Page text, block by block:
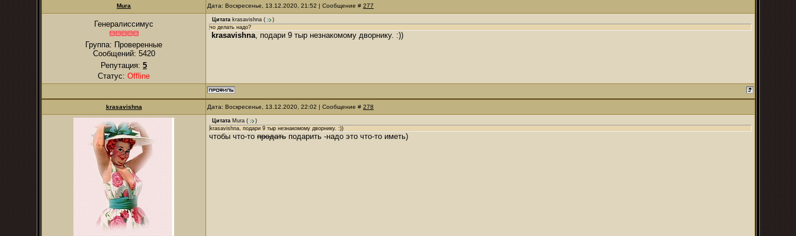
Mura Дата: Воскресенье, 13.12.2020, 21:52 | Сообщение # 277
Генералиссимус
Группа: Проверенные
Сообщений: 5420
Репутация: 5
Статус: Offline
Цитата krasavishna (
)
чо делать надо?
krasavishna, подари 9 тыр незнакомому дворнику. :))
krasavishna Дата: Воскресенье, 13.12.2020, 22:02 | Сообщение # 278
Цитата Mura (
)
krasavishna, подари 9 тыр незнакомому дворнику. :))
чтобы что-то продать подарить -надо это что-то иметь)